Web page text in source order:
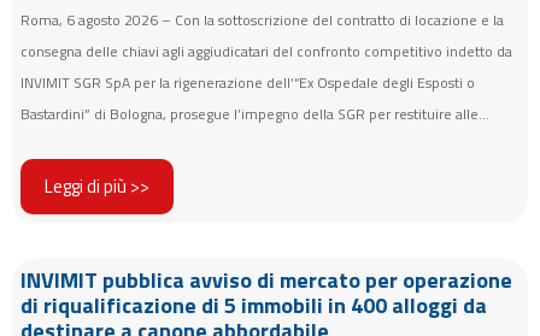
Roma, 6 agosto 2026 – Con la sottoscrizione del contratto di locazione e la
consegna delle chiavi agli aggiudicatari del confronto competitivo indetto da
INVIMIT SGR SpA per la rigenerazione dell’“Ex Ospedale degli Esposti o
Bastardini” di Bologna, prosegue l’impegno della SGR per restituire alle...
Leggi di più >>
INVIMIT pubblica avviso di mercato per operazione
di riqualificazione di 5 immobili in 400 alloggi da